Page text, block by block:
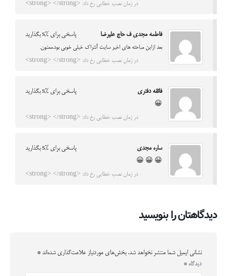
در زمان نصب خطایی رخ داد: <strong> </strong>
فاطمه مجدي ف حاج عليرضا پاسخی برای %s بگذارید
بعد ازاين مباحثه هاي اخير سايت آنتراك خيلي خوبي بود.ممنون.
در زمان نصب خطایی رخ داد: <strong> </strong>
فائقه دفتری پاسخی برای %s بگذارید
😀
در زمان نصب خطایی رخ داد: <strong> </strong>
ساره مجدی پاسخی برای %s بگذارید
😀 😀 😀
در زمان نصب خطایی رخ داد: <strong> </strong>
دیدگاهتان را بنویسید
نشانی ایمیل شما منتشر نخواهد شد. بخش‌های موردنیاز علامت‌گذاری شده‌اند *
دیدگاه *